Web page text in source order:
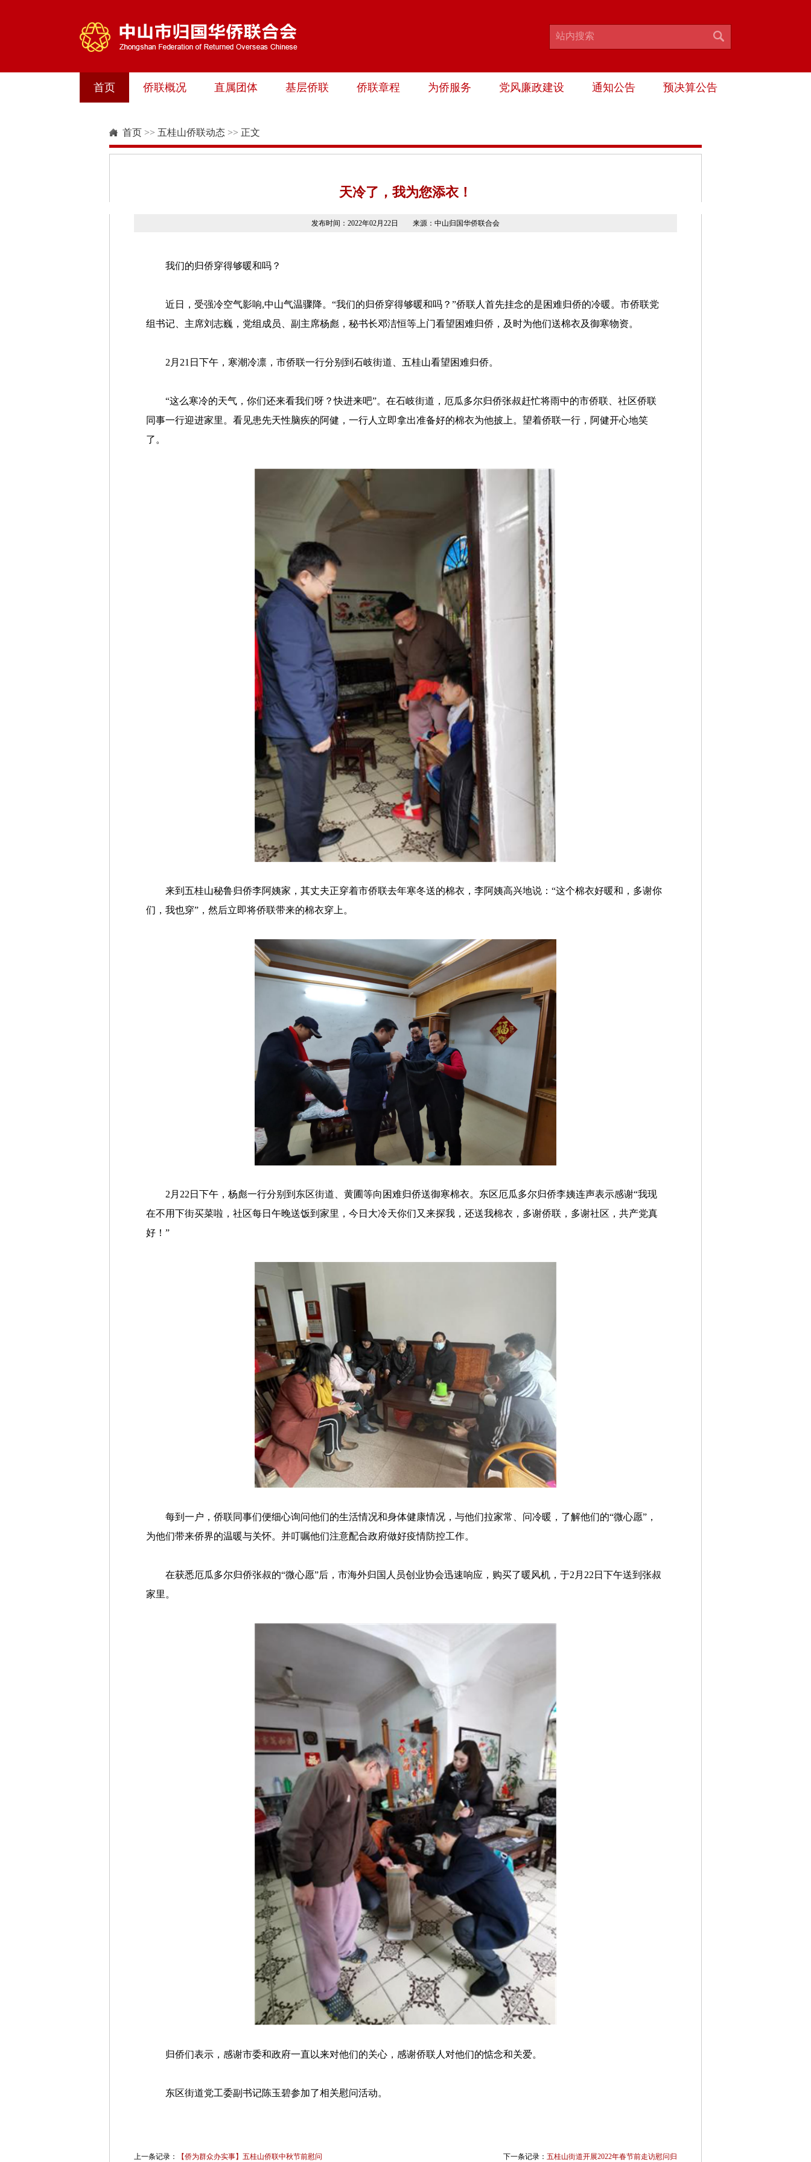
首页 侨联概况 直属团体 基层侨联 侨联章程 为侨服务 党风廉政建设 通知公告 预决算公告
首页 >> 五桂山侨联动态 >> 正文
天冷了，我为您添衣！
发布时间：2022年02月22日 来源：中山归国华侨联合会
我们的归侨穿得够暖和吗？
近日，受强冷空气影响,中山气温骤降。“我们的归侨穿得够暖和吗？”侨联人首先挂念的是困难归侨的冷暖。市侨联党
组书记、主席刘志巍，党组成员、副主席杨彪，秘书长邓洁恒等上门看望困难归侨，及时为他们送棉衣及御寒物资。
2月21日下午，寒潮冷凛，市侨联一行分别到石岐街道、五桂山看望困难归侨。
“这么寒冷的天气，你们还来看我们呀？快进来吧”。在石岐街道，厄瓜多尔归侨张叔赶忙将雨中的市侨联、社区侨联
同事一行迎进家里。看见患先天性脑疾的阿健，一行人立即拿出准备好的棉衣为他披上。望着侨联一行，阿健开心地笑
了。
来到五桂山秘鲁归侨李阿姨家，其丈夫正穿着市侨联去年寒冬送的棉衣，李阿姨高兴地说：“这个棉衣好暖和，多谢你
们，我也穿”，然后立即将侨联带来的棉衣穿上。
2月22日下午，杨彪一行分别到东区街道、黄圃等向困难归侨送御寒棉衣。东区厄瓜多尔归侨李姨连声表示感谢“我现
在不用下街买菜啦，社区每日午晚送饭到家里，今日大冷天你们又来探我，还送我棉衣，多谢侨联，多谢社区，共产党真
好！”
每到一户，侨联同事们便细心询问他们的生活情况和身体健康情况，与他们拉家常、问冷暖，了解他们的“微心愿”，
为他们带来侨界的温暖与关怀。并叮嘱他们注意配合政府做好疫情防控工作。
在获悉厄瓜多尔归侨张叔的“微心愿”后，市海外归国人员创业协会迅速响应，购买了暖风机，于2月22日下午送到张叔
家里。
归侨们表示，感谢市委和政府一直以来对他们的关心，感谢侨联人对他们的惦念和关爱。
东区街道党工委副书记陈玉碧参加了相关慰问活动。
上一条记录： 【侨为群众办实事】五桂山侨联中秋节前慰问 下一条记录： 五桂山街道开展2022年春节前走访慰问归